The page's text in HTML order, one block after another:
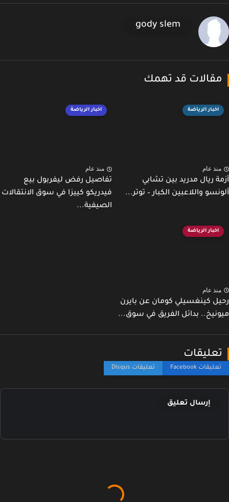
gody slem
قد تهمك
اخبار الرياضة
عام
ريال مدريد بين تشابي
واللاعبين الكبار – توتر...
اخبار الرياضة
منذ عام
تفاصيل رفض ليفربول بيع
فيدريكو كييزا في سوق الانتقالات
الصيفية...
اخبار الرياضة
عام
كينغسيلي كومان عن بايرن
بدائل الفريق في سوق...
إرسال تعليق